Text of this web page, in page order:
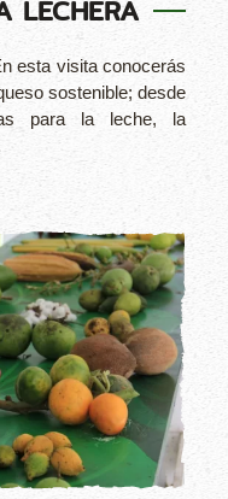
LECHERA
esta visita conocerás
sostenible; desde
para la leche, la